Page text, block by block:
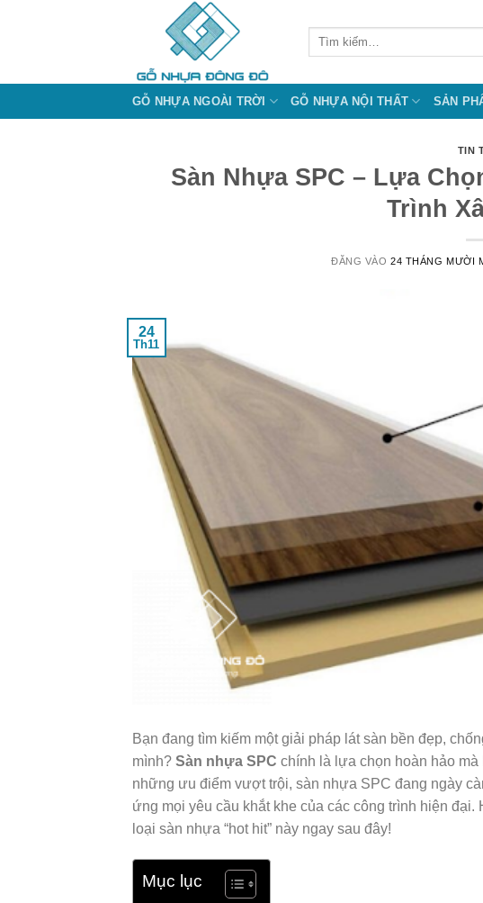
Tìm
GỖ NHỰA NGOÀI TRỜI GỖ NHỰA NỘI THẤT SẢN
TIN
Sàn Nhựa SPC – Lựa
Trình
ĐĂNG VÀO24 THÁNG MƯỜI
24
Th11
Bạn đang tìm kiếm một giải pháp lát sàn bền đẹp,
mình? Sàn nhựa SPC chính là lựa chọn hoàn hảo
những ưu điểm vượt trội, sàn nhựa SPC đang ngày
ứng mọi yêu cầu khắt khe của các công trình hiện
loại sàn nhựa “hot hit” này ngay sau đây!
Mục lục